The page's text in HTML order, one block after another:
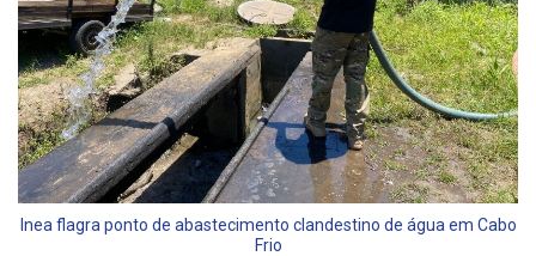
Inea flagra ponto de abastecimento clandestino de água em Cabo
Frio